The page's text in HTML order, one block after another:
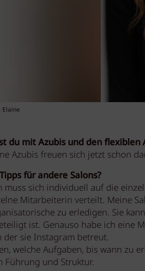
Elaine
du mit Azubis und den flexiblen
Azubis freuen sich jetzt schon
für andere Salons?
sich individuell auf die
Mitarbeiterin verteilt. Meine
zu erledigen. Sie
ist. Genauso habe ich eine
der sie Instagram betreut.
welche Aufgaben, bis wann zu
Führung und Struktur.